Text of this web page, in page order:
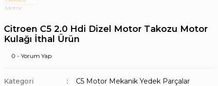
Citroen C5 2.0 Hdi Dizel Motor Takozu Motor
Kulağı İthal Ürün
0 - Yorum Yap
Kategori
C5 Motor Mekanik Yedek Parçalar